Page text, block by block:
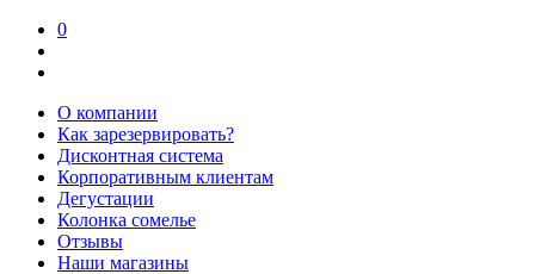
0
О компании
Как зарезервировать?
Дисконтная система
Корпоративным клиентам
Дегустации
Колонка сомелье
Отзывы
Наши магазины